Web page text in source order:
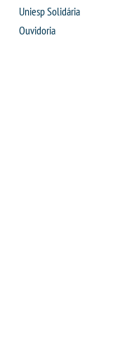
Uniesp Solidária
Ouvidoria